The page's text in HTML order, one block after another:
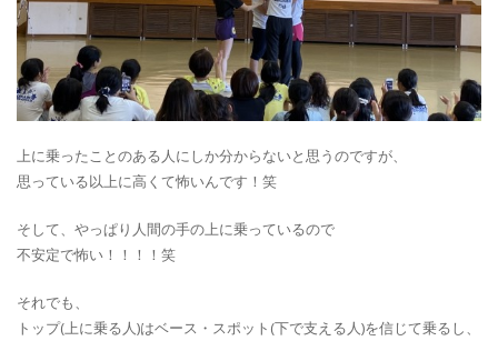
上に乗ったことのある人にしか分からないと思うのですが、
思っている以上に高くて怖いんです！笑
そして、やっぱり人間の手の上に乗っているので
不安定で怖い！！！！笑
それでも、
トップ(上に乗る人)はベース・スポット(下で支える人)を信じて乗るし、